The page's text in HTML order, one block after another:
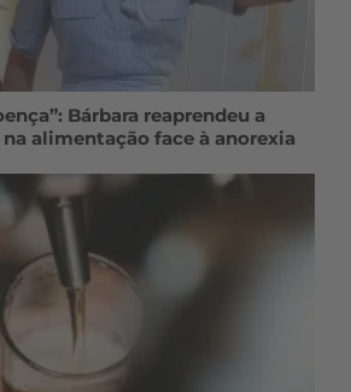
Bárbara reaprendeu a
alimentação face à anorexia